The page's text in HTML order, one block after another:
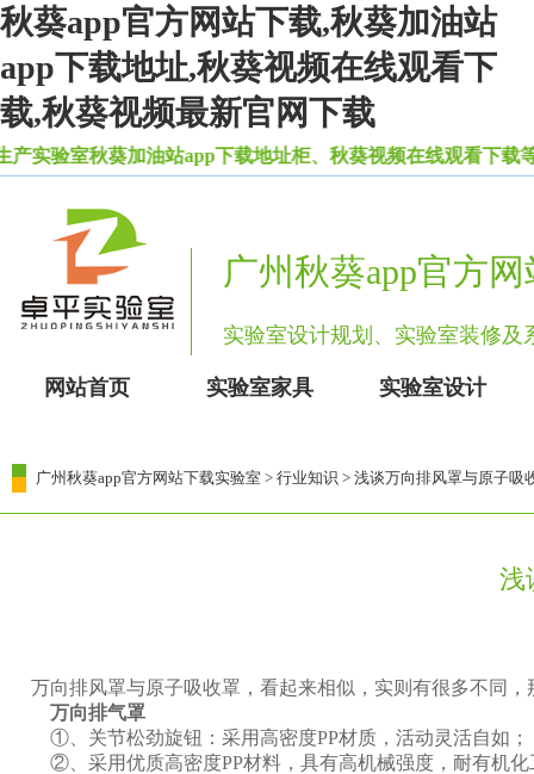
秋葵app官方网站下载,秋葵加油站
app下载地址,秋葵视频在线观看下
载,秋葵视频最新官网下载
验室秋葵加油站app下载地址柜、秋葵视频在线观看下载等一
广州秋葵app官方
实验室设计规划、实验室装修
网站首页 实验室家具 实验室设计
广州秋葵app官方网站下载实验室 > 行业知识 > 浅谈万向排风罩与原子吸
浅
万向排风罩与原子吸收罩，看起来相似，实则有很多不同，
万向排气罩
①、关节松劲旋钮：采用高密度PP材质，活动灵活自如；
②、采用优质高密度PP材料，具有高机械强度，耐有机化工